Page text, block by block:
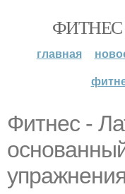
главная
Фитнес -